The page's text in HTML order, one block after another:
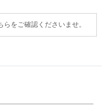
をご確認くださいませ。